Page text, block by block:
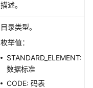
描述。
目录类型。
枚举值：
STANDARD_ELEMENT:
数据标准
CODE: 码表